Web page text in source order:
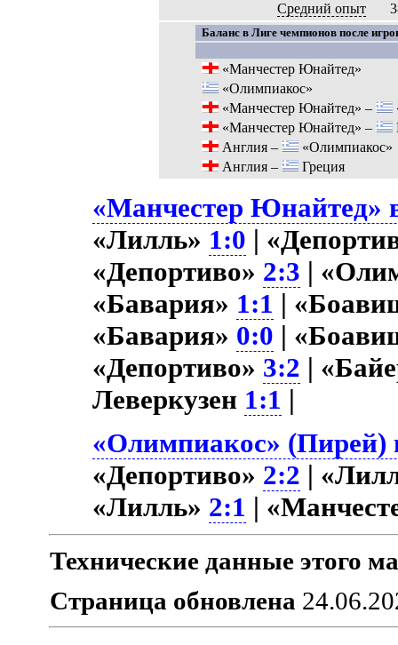
Средний опыт
Баланс в Лиге чемпионов после
«Манчестер Юнайтед»
«Олимпиакос»
«Манчестер Юнайтед» –
«Манчестер Юнайтед» –
Англия –
«Олимпиакос»
Англия –
Греция
«Манчестер Юнайтед»
«Лилль» 1:0 |
«Депортиво» 2:3 |
«Бавария» 1:1 |
«Бавария» 0:0 |
«Депортиво» 3:2 |
Леверкузен 1:1 |
«Олимпиакос» (Пирей)
«Депортиво» 2:2 |
«Лилль» 2:1 |
Технические данные этого
Страница обновлена